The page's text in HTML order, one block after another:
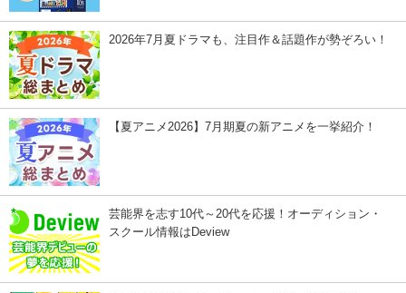
2026年7月夏ドラマも、注目作＆話題作が勢ぞろい！
【夏アニメ2026】7月期夏の新アニメを一挙紹介！
芸能界を志す10代～20代を応援！オーディション・
スクール情報はDeview